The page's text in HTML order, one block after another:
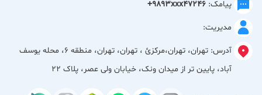
پیامک: +9893xxx47246
مدیریت:
آدرس:
تهران، تهران،مركزئ ، تهران، تهران، منطقه 6، محله یوسف
آباد، پایین تر از میدان ونک، خیابان ولی عصر، پلاک 22